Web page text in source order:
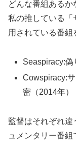
どんな番組あるか
私の推している「
用されている番組
Seaspiracy:偽
Cowspiracy:サ
密（2014年）
監督はそれぞれ違
ュメンタリー番組